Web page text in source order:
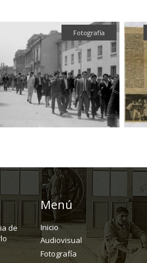
Fotografía
de
Menú
Inicio
Audiovisual
Fotografía